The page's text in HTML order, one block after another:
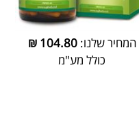
המחיר שלנו:104.80
₪
כולל מע"מ